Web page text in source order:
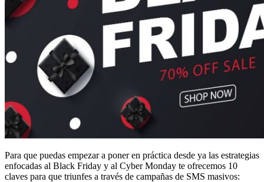
Para que puedas empezar a poner en práctica desde ya las estrategias
enfocadas al Black Friday y al Cyber Monday te ofrecemos 10
claves para que triunfes a través de campañas de SMS masivos: